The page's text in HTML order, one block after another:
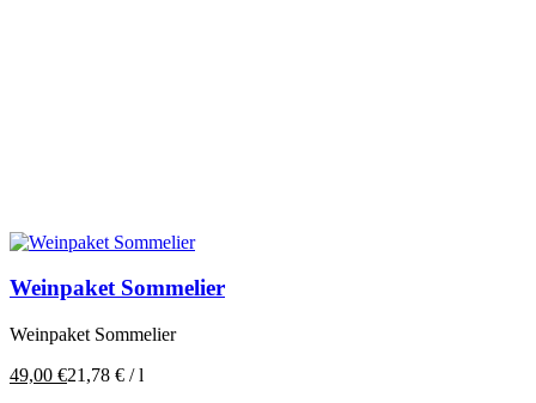
Weinpaket Sommelier
Weinpaket Sommelier
49,00 €21,78 € /l